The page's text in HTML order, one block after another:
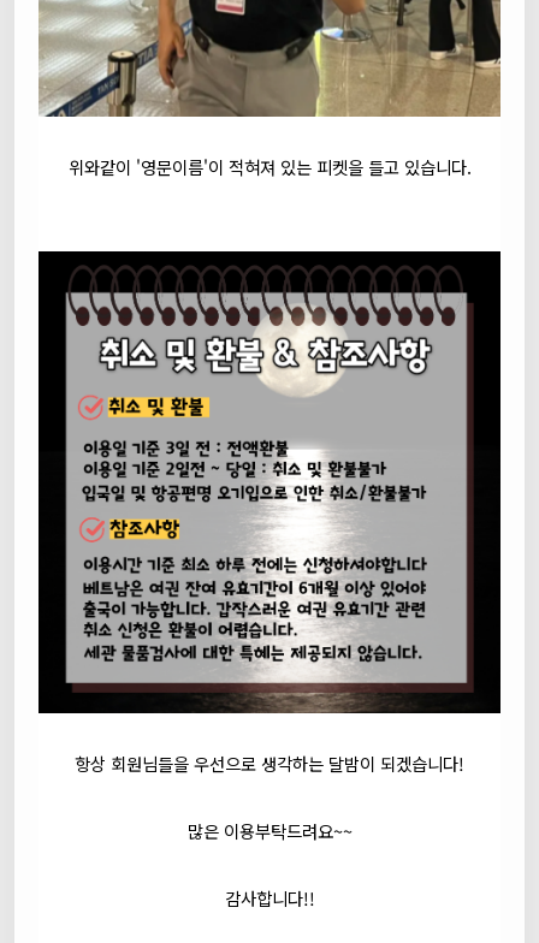
위와같이 '영문이름'이 적혀져 있는 피켓을 들고 있습니다.
항상 회원님들을 우선으로 생각하는 달밤이 되겠습니다!
많은 이용부탁드려요~~
감사합니다!!